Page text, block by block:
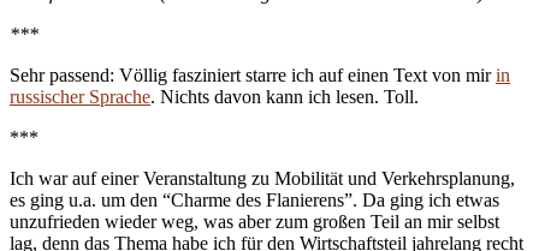
***
Sehr passend: Völlig fasziniert starre ich auf einen Text von mirin
russischer Sprache. Nichts davon kann ich lesen. Toll.
***
Ich war auf einer Veranstaltung zu Mobilität und Verkehrsplanung,
es ging u.a. um den “Charme des Flanierens”. Da ging ich etwas
unzufrieden wieder weg, was aber zum großen Teil an mir selbst
lag, denn das Thema habe ich für den Wirtschaftsteil jahrelang recht